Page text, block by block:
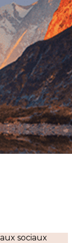
affichées
sociaux